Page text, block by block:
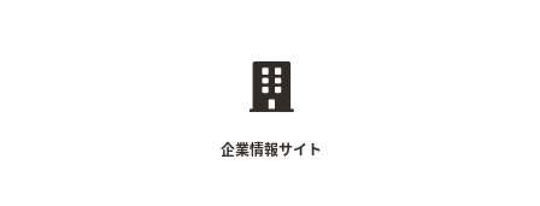
企業情報サイト
コーポレートサイト
会社概要